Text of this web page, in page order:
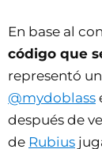
En base al
código que
representó
@mydoblass
después de
de Rubius